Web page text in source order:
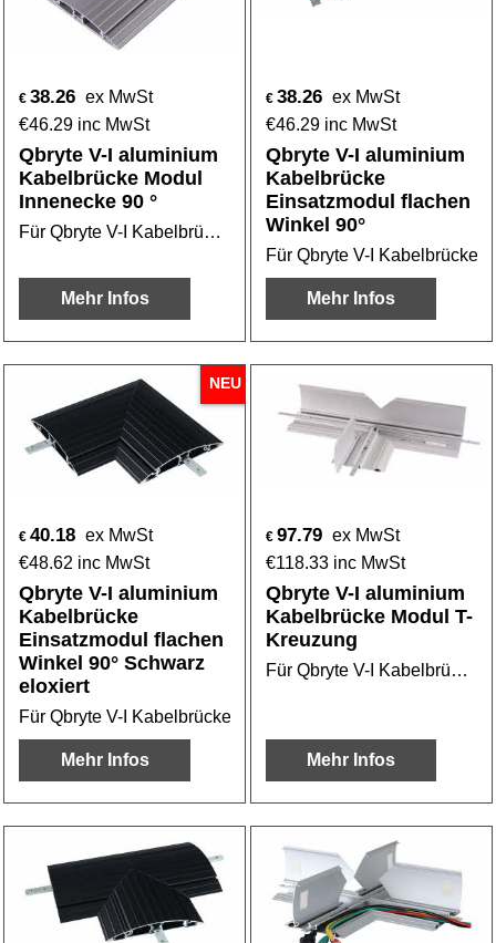
€ 38.26 ex MwSt
€46.29 inc MwSt
Qbryte V-I aluminium
Kabelbrücke Modul
Innenecke 90 °
Für Qbryte V-I Kabelbrücke oder Kabelbridge
Mehr Infos
€ 38.26 ex MwSt
€46.29 inc MwSt
Qbryte V-I aluminium
Kabelbrücke
Einsatzmodul flachen
Winkel 90°
Für Qbryte V-I Kabelbrücke
Mehr Infos
NEU
€ 40.18 ex MwSt
€48.62 inc MwSt
Qbryte V-I aluminium
Kabelbrücke
Einsatzmodul flachen
Winkel 90° Schwarz
eloxiert
Für Qbryte V-I Kabelbrücke oder Kabelbridge
Mehr Infos
€ 97.79 ex MwSt
€118.33 inc MwSt
Qbryte V-I aluminium
Kabelbrücke Modul T-
Kreuzung
Für Qbryte V-I Kabelbrücke oder Kabelbridge
Mehr Infos